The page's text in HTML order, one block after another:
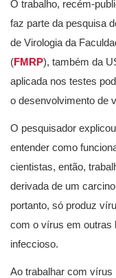
O trabalho, recém-
faz parte da pesquisa
de Virologia da
(FMRP), também da
aplicada nos testes
o desenvolvimento de
O pesquisador
entender como
cientistas, então,
derivada de um
portanto, só produz
com o vírus em outras
infeccioso.
Ao trabalhar com